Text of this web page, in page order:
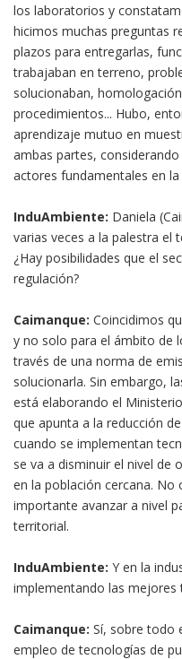
los laboratorios y
hicimos muchas preguntas
plazos para entregarlas,
trabajaban en terreno,
solucionaban,
procedimientos... Hubo,
aprendizaje mutuo en
ambas partes,
actores fundamentales en
InduAmbiente: Daniela
varias veces a la palestra el
¿Hay posibilidades que el
regulación?
Caimanque: Coincidimos
y no solo para el ámbito de
través de una norma de
solucionarla. Sin embargo,
está elaborando el
que apunta a la reducción
cuando se implementan
se va a disminuir el nivel de
en la población cercana. No
importante avanzar a nivel
territorial.
InduAmbiente: Y en la
implementando las mejores
Caimanque: Sí, sobre todo
empleo de tecnologías de